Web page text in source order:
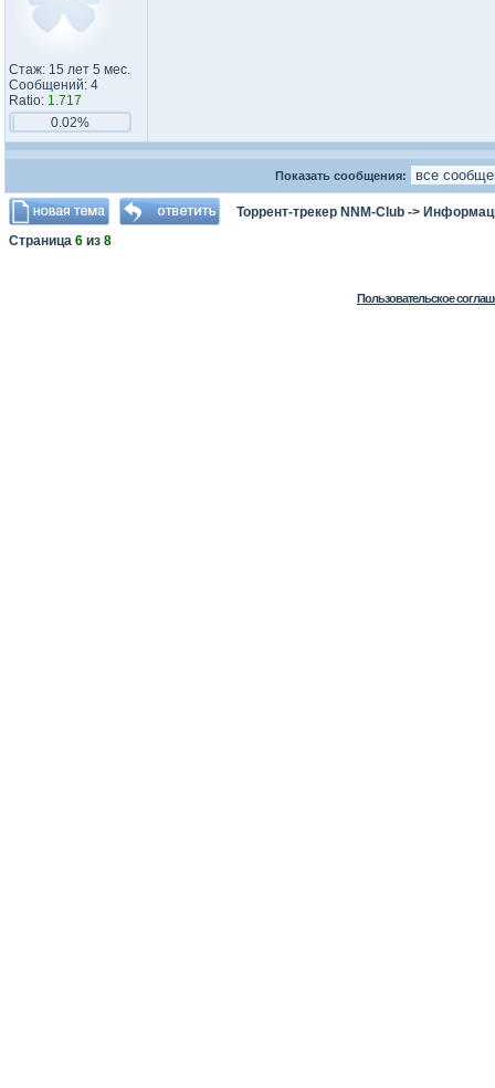
Стаж: 15 лет 5 мес.
Сообщений: 4
Ratio: 1.717
0.02%
Показать сообщения:
Торрент-трекер NNM-Club ->
Страница 6 из 8
Пользовательское